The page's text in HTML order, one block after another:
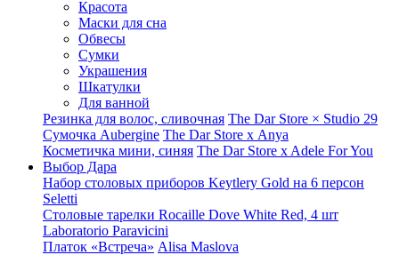
Красота
Маски для сна
Обвесы
Сумки
Украшения
Шкатулки
Для ванной
Резинка для волос, сливочная The Dar Store × Studio 29
Сумочка Aubergine The Dar Store x Anya
Косметичка мини, синяя The Dar Store x Adele For You
Выбор Дара
Набор столовых приборов Keytlery Gold на 6 персон
Seletti
Столовые тарелки Rocaille Dove White Red, 4 шт
Laboratorio Paravicini
Платок «Встреча» Alisa Maslova